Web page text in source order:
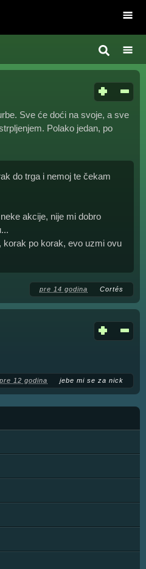
Sve će doći na svoje, a sve
Polako jedan, po
do trga i nemoj te čekam
akcije, nije mi dobro
korak po korak, evo uzmi ovu
pre 14 godina Cortés
pre 12 godina jebe mi se za nick